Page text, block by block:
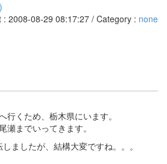
: 2008-08-29 08:17:27 / Category : none
行くため、栃木県にいます。
瀬までいってきます。
ましたが、結構大変ですね。。。